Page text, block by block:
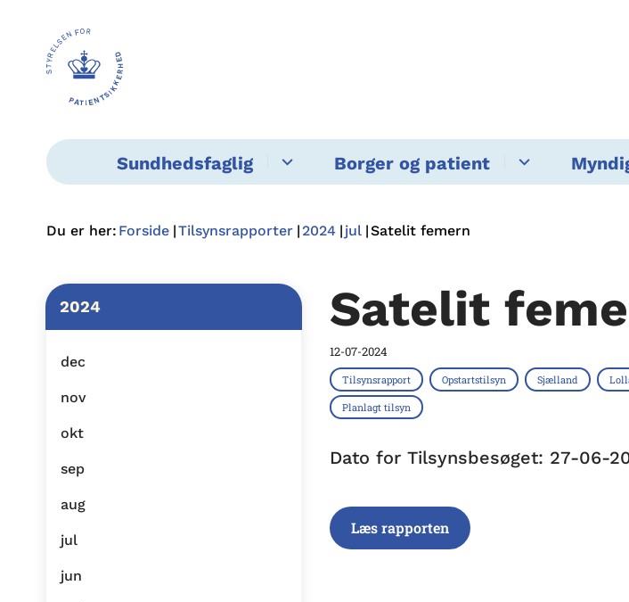
Sundhedsfaglig Borger og patient
Du er her: Forside Tilsynsrapporter 2024 jul Satelit femern
2024
dec
nov
okt
sep
aug
jul
jun
Satelit
12-07-2024
Tilsynsrapport Opstartstilsyn Sjælland
Planlagt tilsyn
Dato for Tilsynsbesøget: 27-06-
Læs rapporten